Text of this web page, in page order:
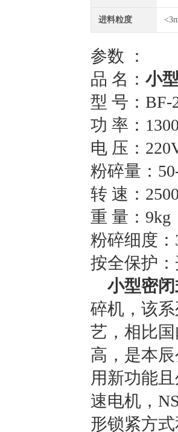
进料粒度
参数 ：
品 名： 小
型 号：BF-
功 率：
电 压：
粉碎量：
转 速：
重 量：9kg
粉碎细度：
按全保护
小型密
碎机，该
艺，相比
高，是本
用新功能
速电机，
形锁紧方